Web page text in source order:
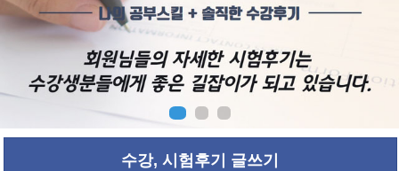
수강, 시험후기 글쓰기